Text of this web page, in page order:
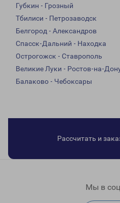
Губкин - Грозный
Тбилиси - Петрозаводск
Белгород - Александров
Спасск-Дальний - Находка
Острогожск - Ставрополь
Великие Луки - Ростов-на-
Балаково - Чебоксары
Рассчитать и
Мы в